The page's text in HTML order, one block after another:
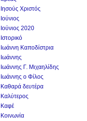
Ιησούς Χριστός
Ιούνιος
Ιούνιος 2020
Ιστορικό
Ιωάννη Καποδίστρια
Ιωάννης
Ιωάννης Γ. Μιχαηλίδης
Ιωάννης ο Φίλος
Καθαρά δευτέρα
Καλύτερος
Καφέ
Κοινωνία